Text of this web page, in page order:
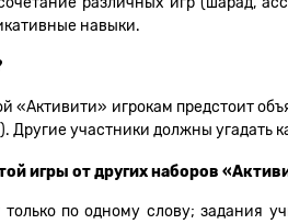
навыки.
«Активити» игрокам предстоит
Другие участники должны угадать
игры от других наборов
только по одному слову; задания